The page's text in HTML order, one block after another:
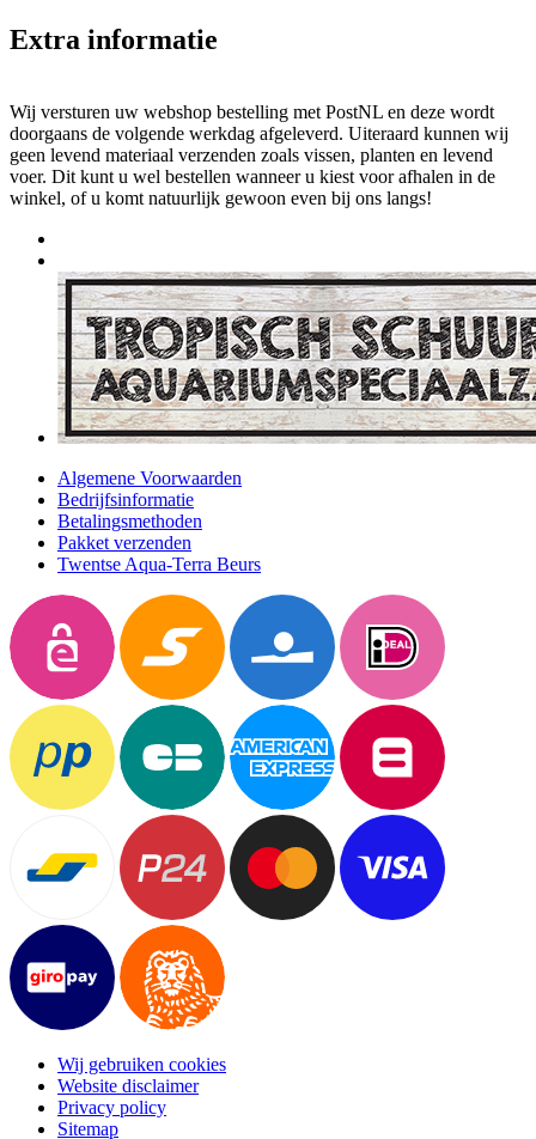
Extra informatie
Wij versturen uw webshop bestelling met PostNL en deze wordt
doorgaans de volgende werkdag afgeleverd. Uiteraard kunnen wij
geen levend materiaal verzenden zoals vissen, planten en levend
voer. Dit kunt u wel bestellen wanneer u kiest voor afhalen in de
winkel, of u komt natuurlijk gewoon even bij ons langs!
Algemene Voorwaarden
Bedrijfsinformatie
Betalingsmethoden
Pakket verzenden
Twentse Aqua-Terra Beurs
Wij gebruiken cookies
Website disclaimer
Privacy policy
Sitemap